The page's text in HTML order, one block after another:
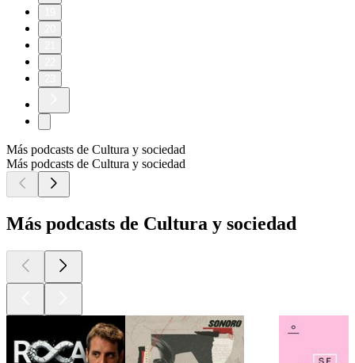
Más podcasts de Cultura y sociedad
Más podcasts de Cultura y sociedad
Más podcasts de Cultura y sociedad